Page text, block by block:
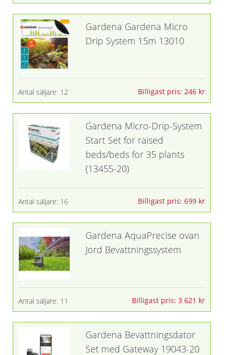
Gardena Gardena Micro
Drip System 15m 13010
Antal säljare: 12 Billigast pris: 246 kr
Gardena Micro-Drip-System
Start Set for raised
beds/beds for 35 plants
(13455-20)
Antal säljare: 16 Billigast pris: 699 kr
Gardena AquaPrecise ovan
Jord Bevattningssystem
Antal säljare: 11 Billigast pris: 3 621 kr
Gardena Bevattningsdator
Set med Gateway 19043-20